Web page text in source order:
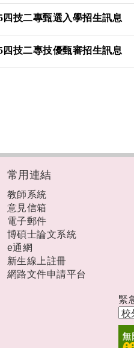
四技二專甄選入學招生訊息
四技二專技優甄審招生訊息
常用連結
教師系統
意見信箱
電子郵件
博碩士論文系統
e通網
新生線上註冊
網路文件申請平台
緊